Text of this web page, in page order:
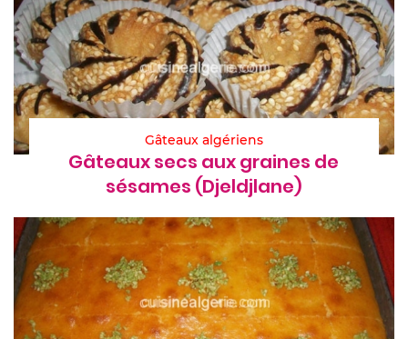
Gâteaux algériens
Gâteaux secs aux graines de
sésames (Djeldjlane)